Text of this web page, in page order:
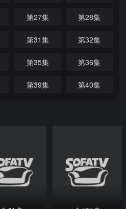
第27集 第28集
第31集 第32集
第35集 第36集
第39集 第40集